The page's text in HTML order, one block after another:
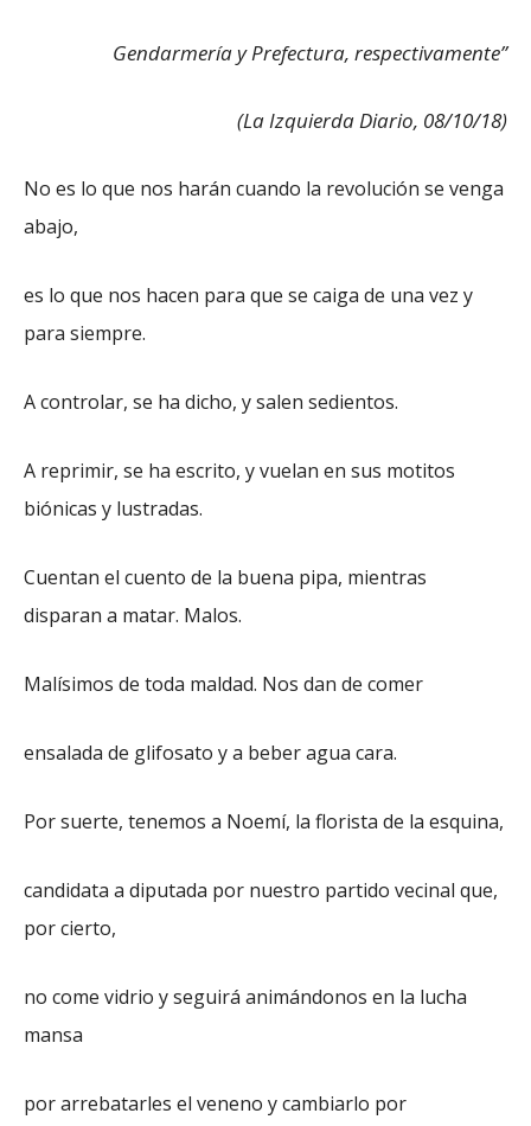
Gendarmería y Prefectura, respectivamente”
(La Izquierda Diario, 08/10/18)
No es lo que nos harán cuando la revolución se venga
abajo,
es lo que nos hacen para que se caiga de una vez y
para siempre.
A controlar, se ha dicho, y salen sedientos.
A reprimir, se ha escrito, y vuelan en sus motitos
biónicas y lustradas.
Cuentan el cuento de la buena pipa, mientras
disparan a matar. Malos.
Malísimos de toda maldad. Nos dan de comer
ensalada de glifosato y a beber agua cara.
Por suerte, tenemos a Noemí, la florista de la esquina,
candidata a diputada por nuestro partido vecinal que,
por cierto,
no come vidrio y seguirá animándonos en la lucha
mansa
por arrebatarles el veneno y cambiarlo por